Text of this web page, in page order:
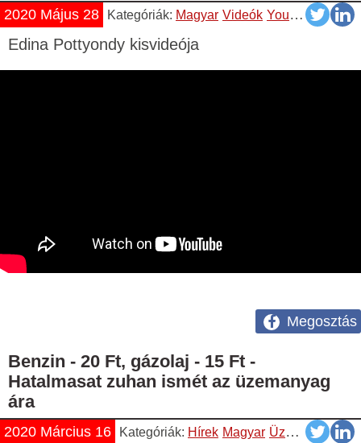
2020 Május 28 Kategóriák: Magyar Videók YouTube
Edina Pottyondy kisvideója
Megosztás
Benzin - 20 Ft, gázolaj - 15 Ft -
Hatalmasat zuhan ismét az üzemanyag
ára
2020 Március 16 Kategóriák: Hírek Magyar Üzemanyag Árváltozás